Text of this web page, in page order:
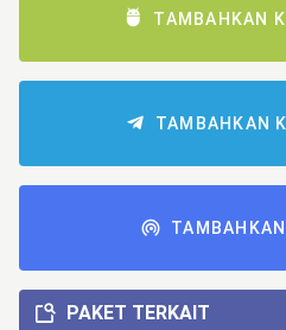
TAMBAHKAN
TAMBAHKAN
PAKET TERKAIT